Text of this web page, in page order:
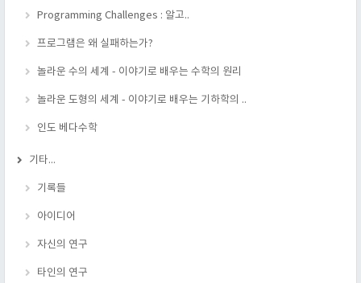
Programming Challenges : 알고..
프로그램은 왜 실패하는가?
놀라운 수의 세계 - 이야기로 배우는 수학의 원리
놀라운 도형의 세계 - 이야기로 배우는 기하학의 ..
인도 베다수학
기타...
기록들
아이디어
자신의 연구
타인의 연구